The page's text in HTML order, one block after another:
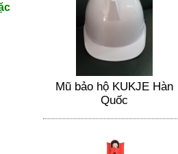
Mũ bảo hộ KUKJE Hàn
Quốc